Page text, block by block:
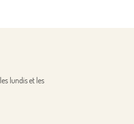
lundis et les